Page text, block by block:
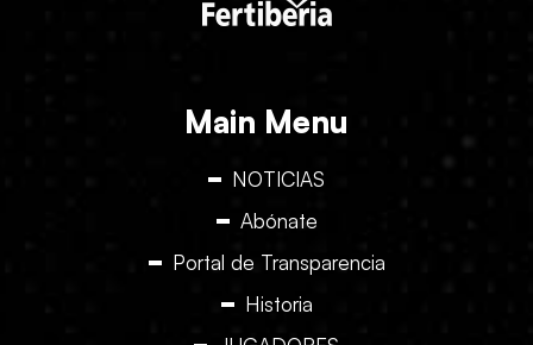
Main Menu
NOTICIAS
Abónate
Portal de Transparencia
Historia